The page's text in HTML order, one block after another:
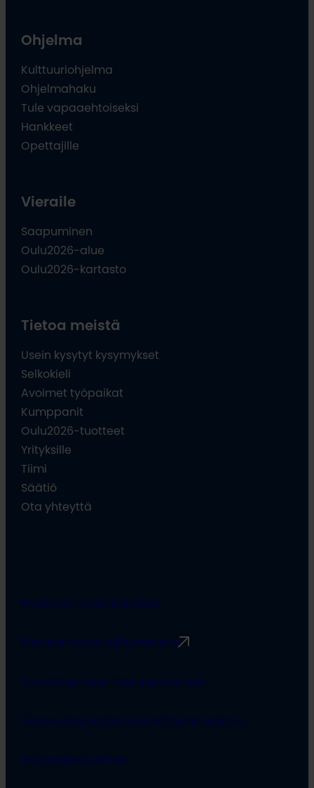
Ohjelma
Kulttuuriohjelma
Ohjelmahaku
Tule vapaaehtoiseksi
Hankkeet
Opettajille
Vieraile
Saapuminen
Oulu2026-alue
Oulu2026-kartasto
Tietoa meistä
Usein kysytyt kysymykset
Selkokieli
Avoimet työpaikat
Kumppanit
Oulu2026-tuotteet
Yrityksille
Tiimi
Säätiö
Ota yhteyttä
Projektien viestintäohjeet
Rimbert-avustusjärjestelmä
Turvallisemman tilan periaatteet
TietosuojaselosteSaavutettavuusseloste
Evästeiden hallinta